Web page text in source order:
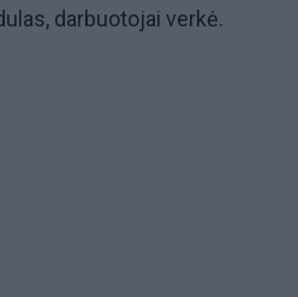
darbuotojai verkė.